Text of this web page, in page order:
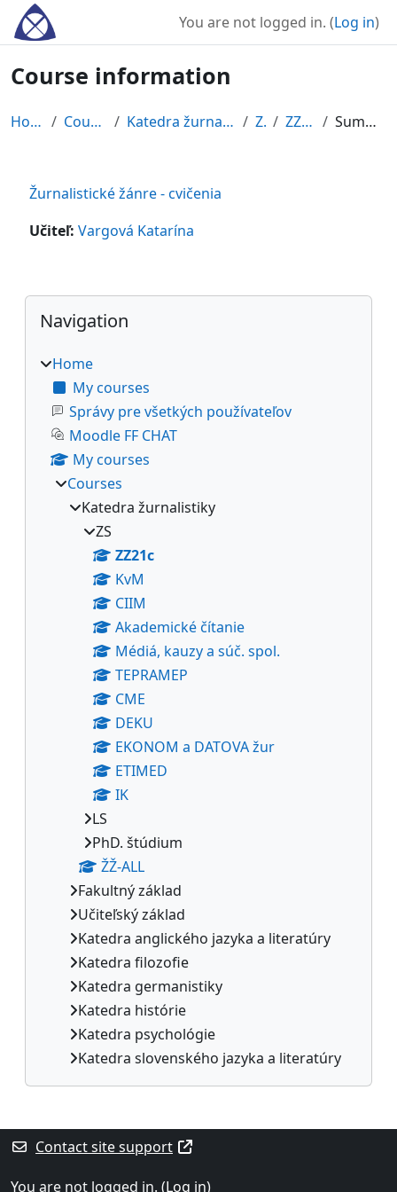
Skip to main content
You are not logged in. (Log in)
Course information
Home Courses Katedra žurnalistiky ZS ZZ21c Summary
Žurnalistické žánre - cvičenia
Učiteľ: Vargová Katarína
Blocks
Skip Navigation
Navigation
Home
My courses
Správy pre všetkých používateľov
Moodle FF CHAT
My courses
Courses
Katedra žurnalistiky
ZS
ZZ21c
KvM
CIIM
Akademické čítanie
Médiá, kauzy a súč. spol.
TEPRAMEP
CME
DEKU
EKONOM a DATOVA žur
ETIMED
IK
LS
PhD. štúdium
ŽŽ-ALL
Fakultný základ
Učiteľský základ
Katedra anglického jazyka a literatúry
Katedra filozofie
Katedra germanistiky
Katedra histórie
Katedra psychológie
Katedra slovenského jazyka a literatúry
Supplementary blocks
Contact site support
You are not logged in. (Log in)